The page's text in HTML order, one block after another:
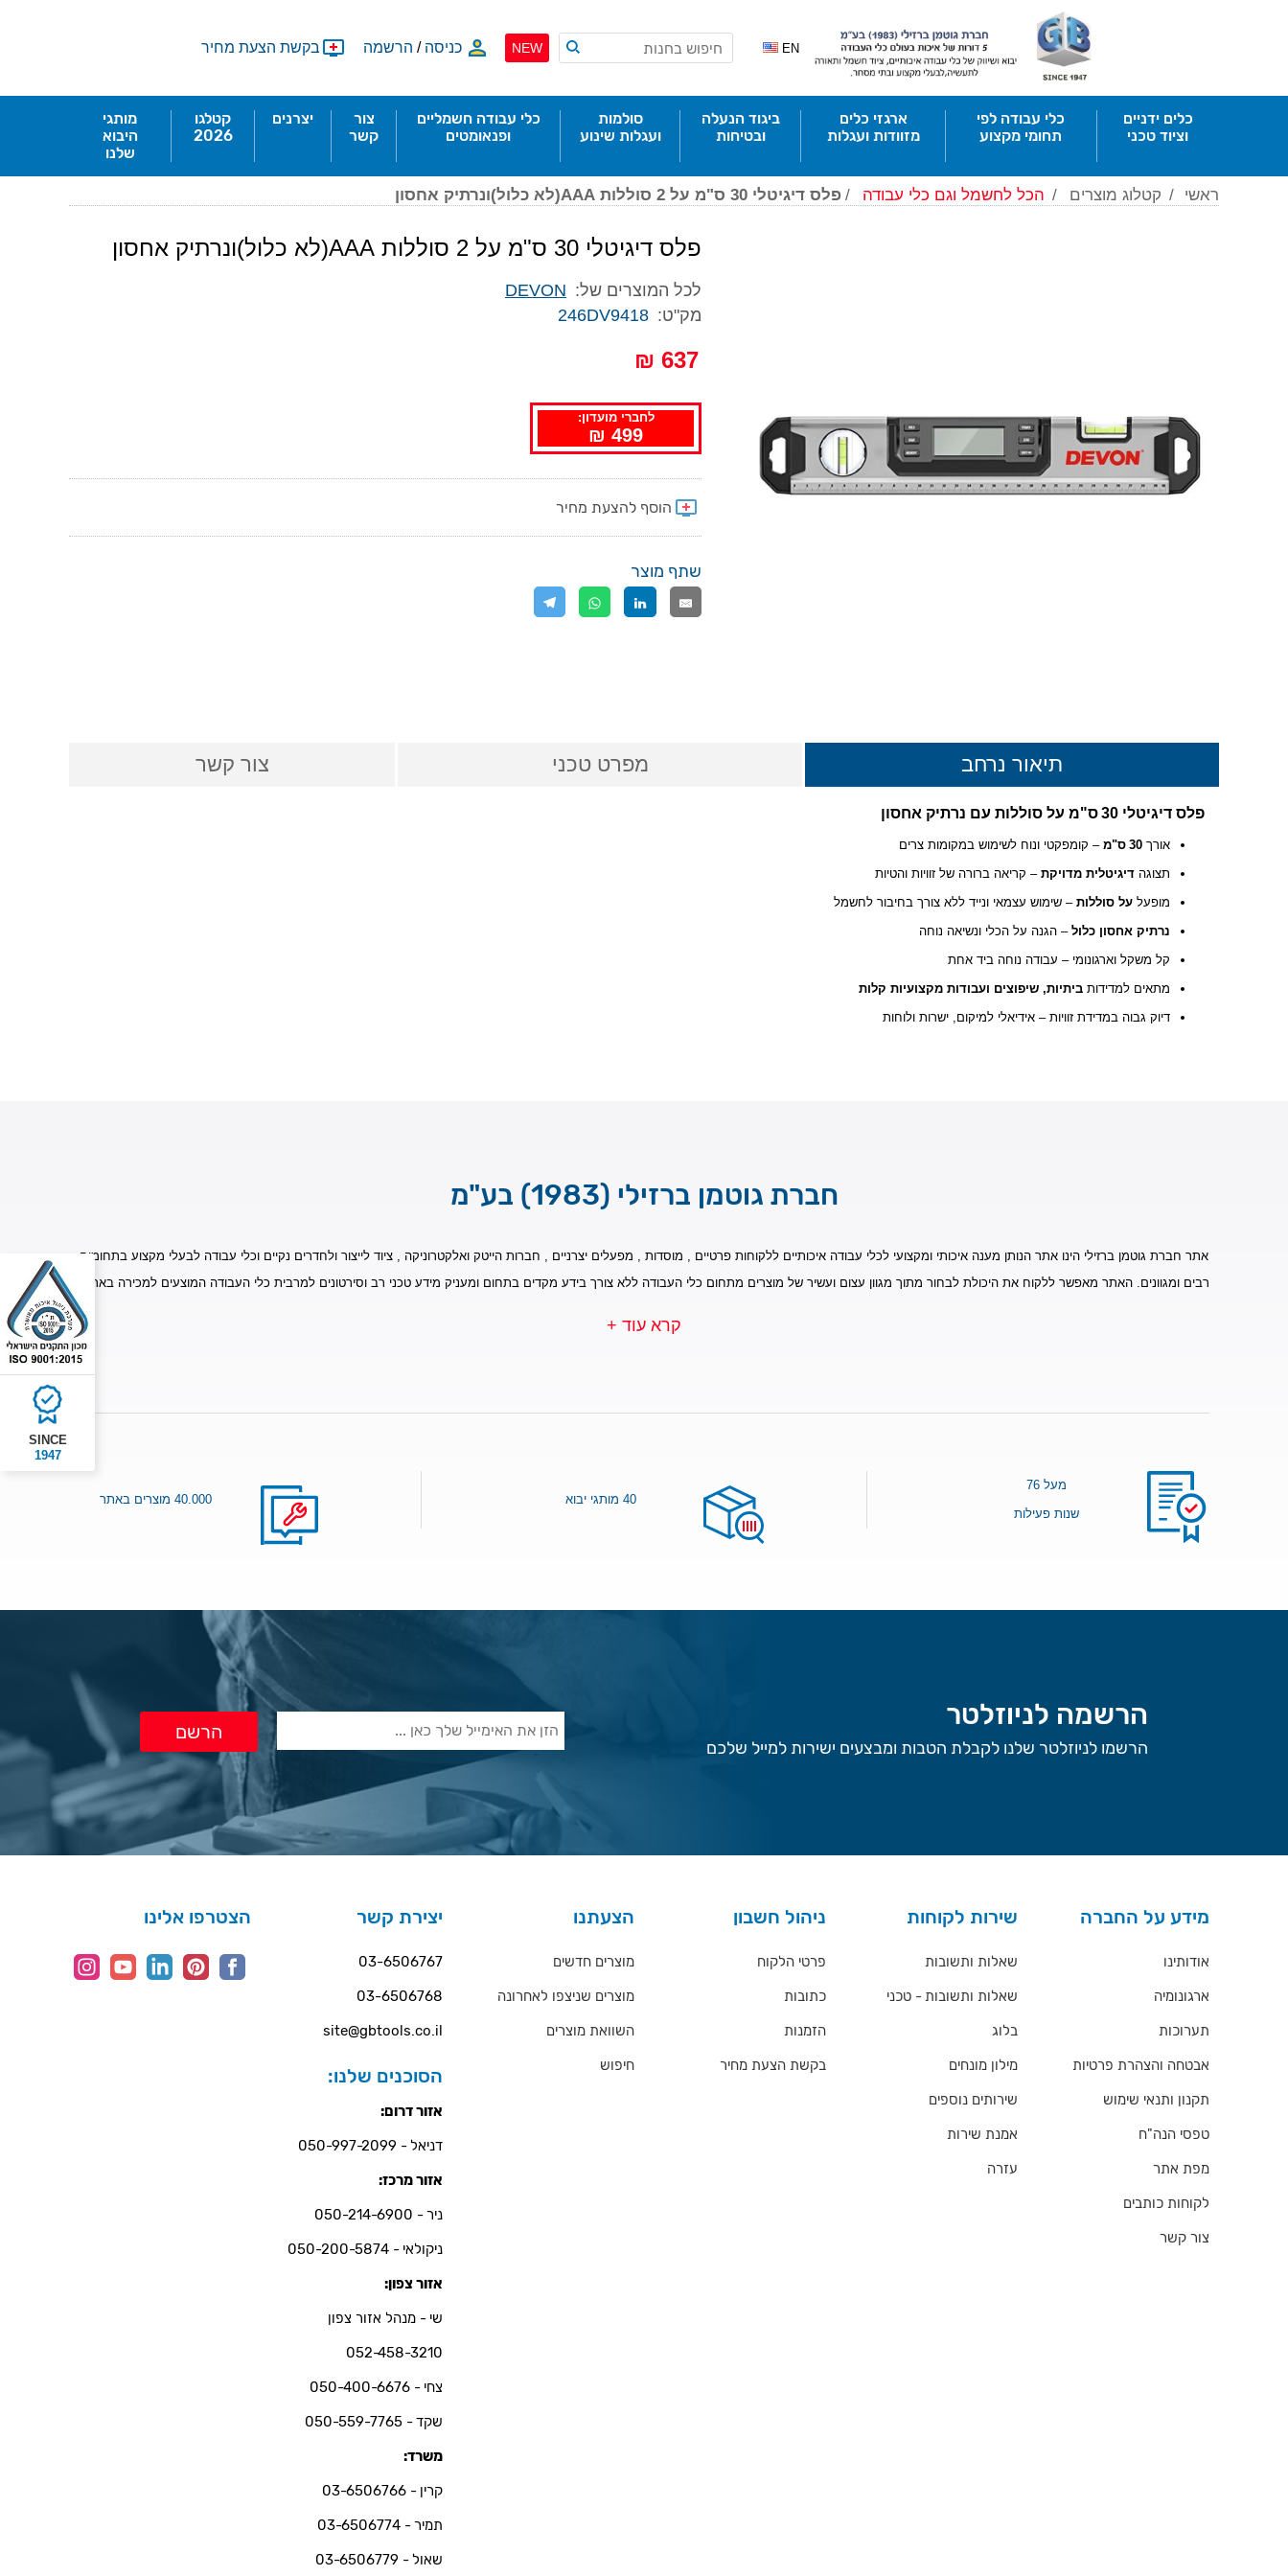
EN
NEW כניסה / הרשמה בקשת הצעת מחיר
כלים ידניים
וציוד טכני
כלי עבודה לפי
תחומי מקצוע
ארגזי כלים
מזוודות ועגלות
ביגוד הנעלה
ובטיחות
סולמות
ועגלות שינוע
כלי עבודה חשמליים
ופנאומטים
צור
קשר
יצרנים
קטלגו
2026
מותגי
היבוא
שלנו
ראשי / קטלוג מוצרים / הכל לחשמל וגם כלי עבודה / פלס דיגיטלי 30 ס"מ על 2 סוללות AAA(לא כלול)ונרתיק אחסון
פלס דיגיטלי 30 ס"מ על 2 סוללות AAA(לא כלול)ונרתיק אחסון
לכל המוצרים של: DEVON
מק"ט: 246DV9418
637 ₪
לחברי מועדון:
499 ₪
שתף מוצר
תיאור נרחב מפרט טכני צור קשר
פלס דיגיטלי 30 ס"מ על סוללות עם נרתיק אחסון
אורך 30 ס"מ
– קומפקטי ונוח לשימוש במקומות צרים
תצוגה דיגיטלית מדויקת – קריאה ברורה של זוויות והטיות
מופעל על סוללות – שימוש עצמאי ונייד ללא צורך בחיבור לחשמל
נרתיק אחסון כלול – הגנה על הכלי ונשיאה נוחה
קל משקל וארגונומי – עבודה נוחה ביד אחת
מתאים למדידות ביתיות, שיפוצים ועבודות מקצועיות קלות
דיוק גבוה במדידת זוויות – אידיאלי למיקום, ישרות ולוחות
SINCE
1947
חברת גוטמן ברזילי (1983) בע"מ
אתר חברת גוטמן ברזילי הינו אתר הנותן מענה איכותי ומקצועי לכלי עבודה איכותיים ללקוחות פרטיים , מוסדות , מפעלים יצרניים , חברות הייטק ואלקטרוניקה , ציוד לייצור ולחדרים נקיים וכלי עבודה לבעלי מקצוע בתחומים
רבים ומגוונים. האתר מאפשר ללקוח את היכולת לבחור מתוך מגוון עצום ועשיר של מוצרים מתחום כלי העבודה ללא צורך בידע מקדים בתחום ומעניק מידע טכני רב וסירטונים למרבית כלי העבודה המוצעים למכירה באתר.
קרא עוד +
מעל 76
שנות פעילות
40 מותגי יבוא 40.000 מוצרים באתר
הרשמה לניוזלטר
הרשמו לניוזלטר שלנו לקבלת הטבות ומבצעים ישירות למייל שלכם
מידע על החברה
אודותינו
ארגונומיה
תערוכות
אבטחה והצהרת פרטיות
תקנון ותנאי שימוש
טפסי הנה"ח
מפת אתר
לקוחות כותבים
צור קשר
שירות לקוחות
שאלות ותשובות
שאלות ותשובות - טכני
בלוג
מילון מונחים
שירותים נוספים
אמנת שירות
עזרה
ניהול חשבון
פרטי הלקוח
כתובות
הזמנות
בקשת הצעת מחיר
הצעתנו
מוצרים חדשים
מוצרים שניצפו לאחרונה
השוואת מוצרים
חיפוש
יצירת קשר
03-6506767
03-6506768
site@gbtools.co.il
הסוכנים שלנו:
אזור דרום:
דניאל - 050-997-2099
אזור מרכז:
ניר - 050-214-6900
ניקולאי - 050-200-5874
אזור צפון:
שי - מנהל אזור צפון
052-458-3210
צחי - 050-400-6676
שקד - 050-559-7765
משרד:
קרין - 03-6506766
תמיר - 03-6506774
שאול - 03-6506779
הצטרפו אלינו